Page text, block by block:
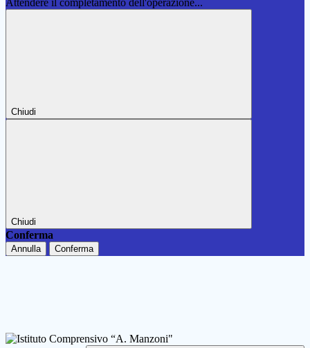
Attendere il completamento dell'operazione...
Chiudi
Chiudi
Conferma
Annulla Conferma